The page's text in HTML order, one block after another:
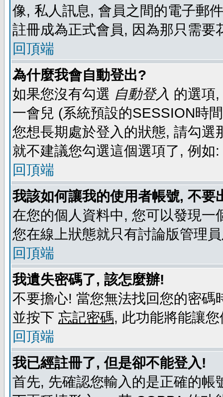
像, 私人訊息, 會員之間的電子郵
註冊成為正式會員, 因為那只需要
回頂端
為什麼我會自動登出?
如果您沒有勾選 自動登入 的選項
一會兒 (系統預設的SESSION時
您想長期處於登入的狀態, 請勾
就不建議您勾選這個選項了, 例
回頂端
我該如何讓我的使用者帳號, 不
在您的個人資料中, 您可以發現一
您在線上狀態就只有討論版管理
回頂端
我遺失密碼了, 該怎麼辦!
不要擔心! 當您無法找回您的密
並按下 忘記密碼, 此功能將能讓
回頂端
我已經註冊了, 但是卻不能登入!
首先, 先確認您輸入的是正確的